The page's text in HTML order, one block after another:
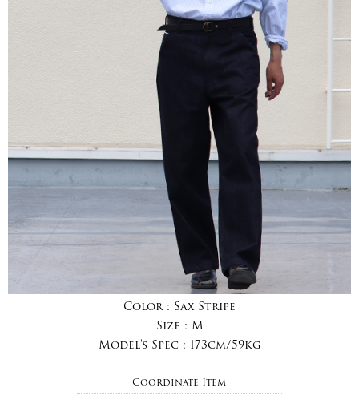
Color : Sax Stripe
Size : M
Model's Spec : 173cm/59kg
Coordinate Item